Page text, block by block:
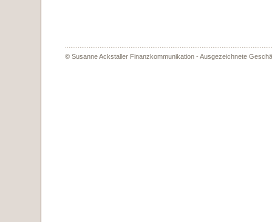
© Susanne Ackstaller Finanzkommunikation - Ausgezeichnete